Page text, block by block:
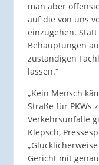
man aber
auf die von uns
einzugehen.
Behauptungen
zuständigen
lassen.“
„Kein Mensch
Straße für PKWs
Verkehrsunfälle
Klepsch,
Gericht mit